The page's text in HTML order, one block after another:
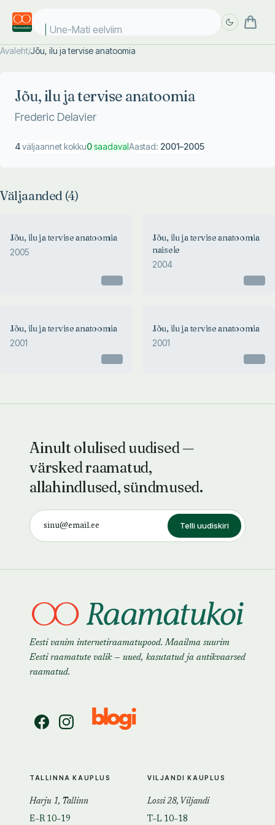
Une-Mati eelviima
Avaleht/Jõu, ilu ja tervise anatoomia
Jõu, ilu ja tervise anatoomia
Frederic Delavier
4väljaannet kokku0saadavalAastad: 2001–2005
Väljaanded (4)
Jõu, ilu ja tervise anatoomia
2005
Jõu, ilu ja tervise anatoomia
naisele
2004
Jõu, ilu ja tervise anatoomia
2001
Jõu, ilu ja tervise anatoomia
2001
Ainult olulised uudised —
värsked raamatud,
allahindlused, sündmused.
Telli uudiskiri
Eesti vanim internetiraamatupood. Maailma suurim
Eesti raamatute valik — uued, kasutatud ja antikvaarsed
raamatud.
TALLINNA KAUPLUS
Harju 1, Tallinn
E–R 10–19
VILJANDI KAUPLUS
Lossi 28, Viljandi
T–L 10–18